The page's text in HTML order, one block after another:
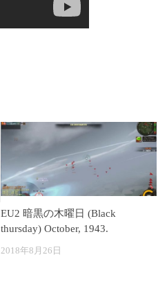
EU2 暗黒の木曜日 (Black
thursday) October, 1943.
2018年8月26日